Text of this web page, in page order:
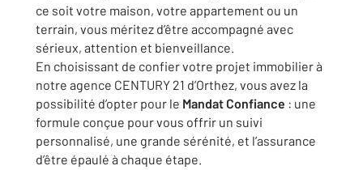
ce soit votre maison, votre appartement ou un
terrain, vous méritez d’être accompagné avec
sérieux, attention et bienveillance.
En choisissant de confier votre projet immobilier à
notre agence CENTURY 21 d’Orthez, vous avez la
possibilité d’opter pour le Mandat Confiance : une
formule conçue pour vous offrir un suivi
personnalisé, une grande sérénité, et l’assurance
d’être épaulé à chaque étape.